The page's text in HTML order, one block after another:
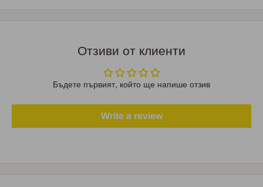
Отзиви от клиенти
Бъдете първият, който ще напише отзив
Write a review